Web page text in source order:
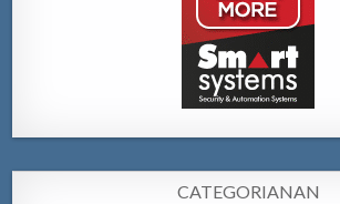
CATEGORIANAN